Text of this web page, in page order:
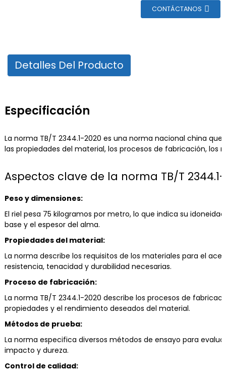
CONTÁCTANOS
Detalles Del Producto
Especificación
La norma TB/T 2344.1-2020 es una norma nacional china
las propiedades del material, los procesos de fabricación,
Aspectos clave de la norma TB/T
Peso y dimensiones:
El riel pesa 75 kilogramos por metro, lo que indica su
base y el espesor del alma.
Propiedades del material:
La norma describe los requisitos de los materiales para el
resistencia, tenacidad y durabilidad necesarias.
Proceso de fabricación:
La norma TB/T 2344.1-2020 describe los procesos de
propiedades y el rendimiento deseados del material.
Métodos de prueba:
La norma especifica diversos métodos de ensayo para
impacto y dureza.
Control de calidad: